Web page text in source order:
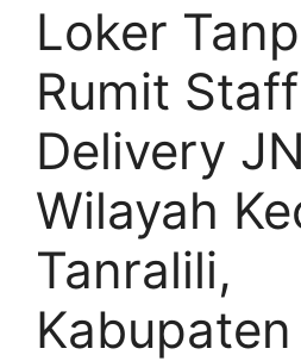
Loker
Rumit Staff
Delivery
Wilayah
Tanralili,